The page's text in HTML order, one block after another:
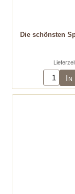
Die schönsten
In